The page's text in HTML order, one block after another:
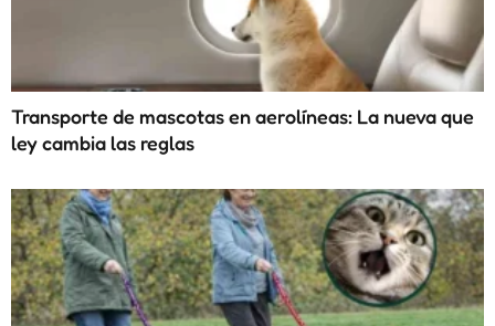
Transporte de mascotas en aerolíneas: La nueva que
ley cambia las reglas